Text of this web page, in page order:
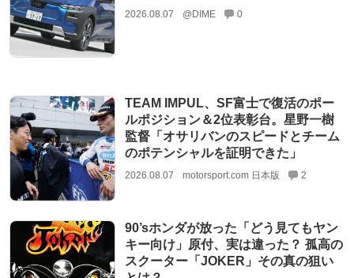
2026.08.07 @DIME 0
TEAM IMPUL、SF富士で復活のポー
ルポジション＆2位表彰台。星野一樹
監督「オサリバンのスピードとチーム
のポテンシャルを証明できた」
2026.08.07 motorsport.com 日本版 2
90’sホンダが放った「どう見てもヤン
キー向け」原付、実は違った？ 孤高の
スクーター「JOKER」その真の狙い